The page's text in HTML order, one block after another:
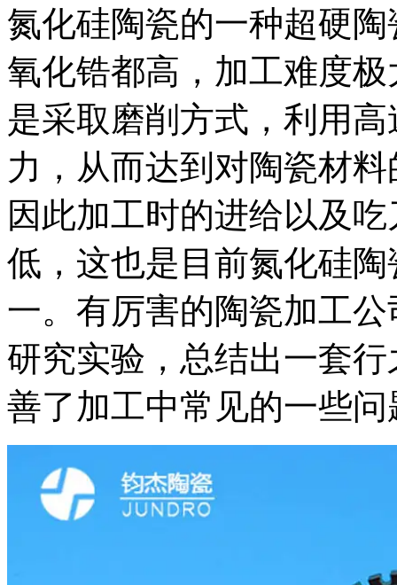
氮化硅陶瓷的一种超硬
氧化锆都高，加工难度
是采取磨削方式，利用
力，从而达到对陶瓷材
因此加工时的进给以及
低，这也是目前氮化硅
一。有厉害的陶瓷加工
研究实验，总结出一套
善了加工中常见的一些